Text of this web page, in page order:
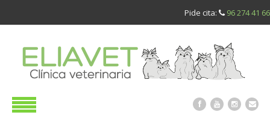
Pide cita: 96 274 41 66